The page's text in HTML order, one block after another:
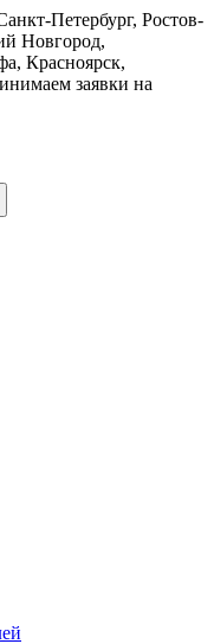
Петербург, Ростов-
Новгород,
Красноярск,
заявки на